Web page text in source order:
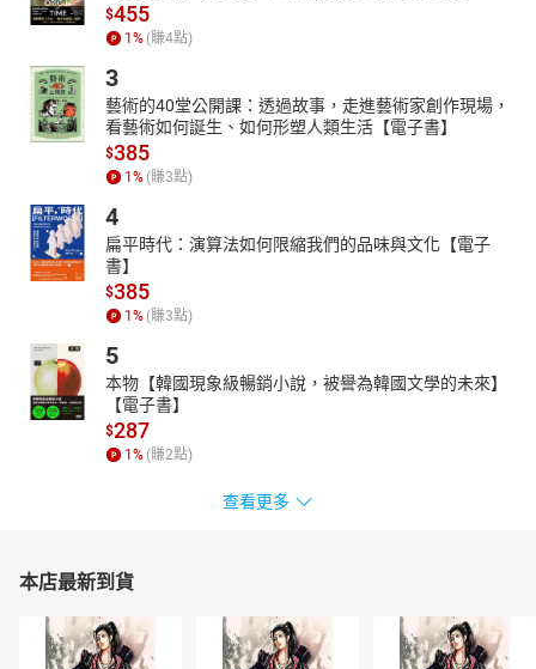
$455
1 % (賺4點)
3
藝術的40堂公開課：透過故事，走進藝術家創作現場，
看藝術如何誕生、如何形塑人類生活【電子書】
$385
1 % (賺3點)
4
扁平時代：演算法如何限縮我們的品味與文化【電子
書】
$385
1 % (賺3點)
5
本物【韓國現象級暢銷小說，被譽為韓國文學的未來】
【電子書】
$287
1 % (賺2點)
查看更多
本店最新到貨